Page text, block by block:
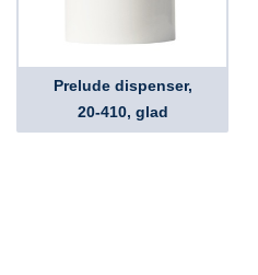
Prelude dispenser,
20-410, glad